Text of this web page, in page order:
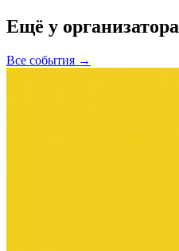
Ещё у организатора
Все события →